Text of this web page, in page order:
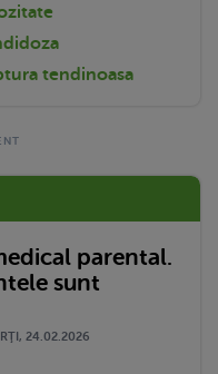
tendinoasa
parental.
sunt
24.02.2026